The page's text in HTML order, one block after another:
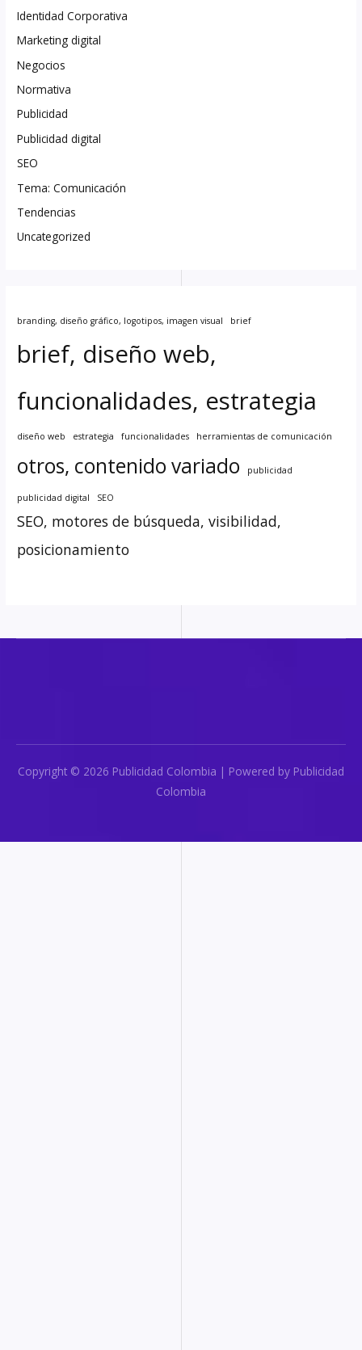
Identidad Corporativa
Marketing digital
Negocios
Normativa
Publicidad
Publicidad digital
SEO
Tema: Comunicación
Tendencias
Uncategorized
branding, diseño gráfico, logotipos, imagen visual brief
brief, diseño web,
funcionalidades, estrategia
diseño web estrategia funcionalidades herramientas de comunicación
otros, contenido variado publicidad
publicidad digital SEO
SEO, motores de búsqueda, visibilidad,
posicionamiento
Copyright © 2026 Publicidad Colombia | Powered by Publicidad
Colombia